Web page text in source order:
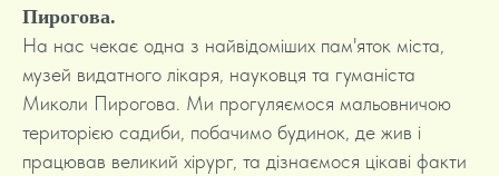
Пирогова.
На нас чекає одна з найвідоміших пам'яток міста,
музей видатного лікаря, науковця та гуманіста
Миколи Пирогова. Ми прогуляємося мальовничою
територією садиби, побачимо будинок, де жив і
працював великий хірург, та дізнаємося цікаві факти